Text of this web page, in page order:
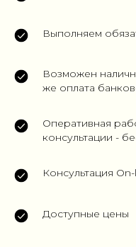
Выполняем
Возможен
же оплата
Оперативная
консультации -
Консультация
Доступные цены